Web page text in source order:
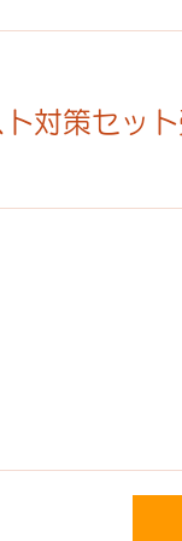
対策セッ